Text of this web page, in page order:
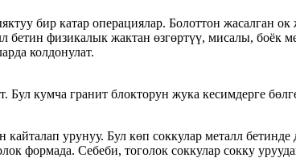
бир катар операциялар. Болоттон жасалган
бетин физикалык жактан өзгөртүү, мисалы,
колдонулат.
кумча гранит блокторун жука кесимдерге
кайталап урунуу. Бул көп соккулар металл
формада. Себеби, тоголок соккулар сокку